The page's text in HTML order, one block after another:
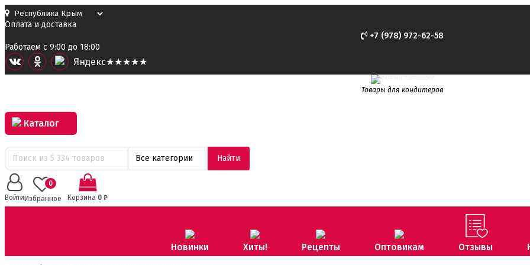
Оплата и доставка
+7 (978) 972-62-58
Работаем с 9:00 до 18:00
Яндекс★★★★★
Товары для кондитеров
Каталог
Все категории Найти
Войти
0
Избранное
Корзина 0 ₽
Новинки Хиты! Рецепты Оптовикам Отзывы